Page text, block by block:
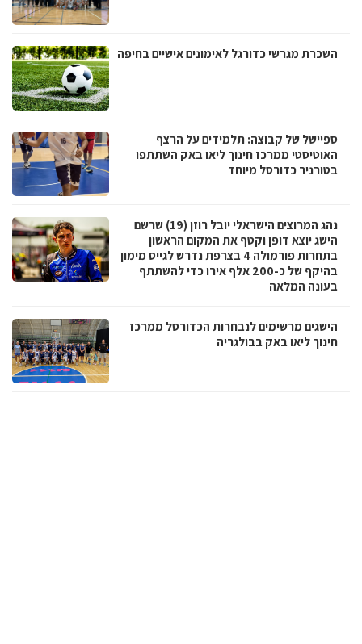
השכרת מגרשי כדורגל לאימונים אישיים בחיפה
ספיישל של קבוצה: תלמידים על הרצף
האוטיסטי ממרכז חינוך ליאו באק השתתפו
בטורניר כדורסל מיוחד
נהג המרוצים הישראלי יובל רוזן (19) שרשם
הישג יוצא דופן וקטף את המקום הראשון
בתחרות פורמולה 4 בצרפת נדרש לגייס מימון
בהיקף של כ-200 אלף אירו כדי להשתתף
בעונה המלאה
הישגים מרשימים לנבחרות הכדורסל ממרכז
חינוך ליאו באק בבולגריה